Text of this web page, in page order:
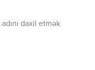
daxil etmək